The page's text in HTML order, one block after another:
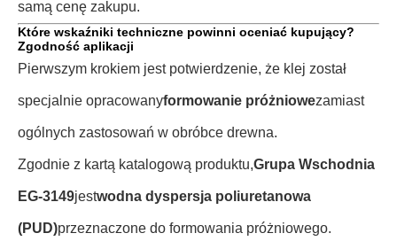
samą cenę zakupu.
Które wskaźniki techniczne powinni oceniać kupujący?
Zgodność aplikacji
Pierwszym krokiem jest potwierdzenie, że klej został
specjalnie opracowanyformowanie próżniowezamiast
ogólnych zastosowań w obróbce drewna.
Zgodnie z kartą katalogową produktu,Grupa Wschodnia
EG-3149jestwodna dyspersja poliuretanowa
(PUD)przeznaczone do formowania próżniowego.